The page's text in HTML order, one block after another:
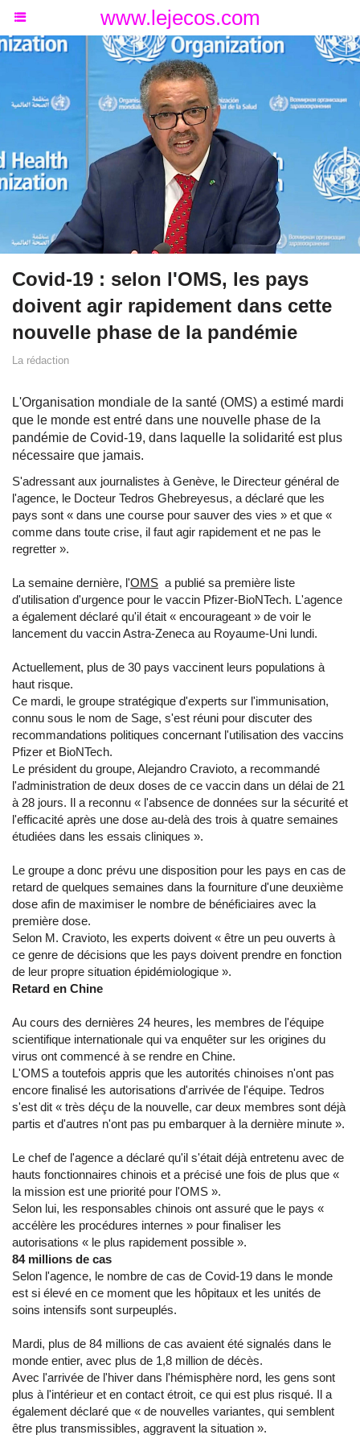
www.lejecos.com
Covid-19 : selon l'OMS, les pays
doivent agir rapidement dans cette
nouvelle phase de la pandémie
La rédaction
L'Organisation mondiale de la santé (OMS) a estimé mardi
que le monde est entré dans une nouvelle phase de la
pandémie de Covid-19, dans laquelle la solidarité est plus
nécessaire que jamais.
S'adressant aux journalistes à Genève, le Directeur général de
l'agence, le Docteur Tedros Ghebreyesus, a déclaré que les
pays sont « dans une course pour sauver des vies » et que «
comme dans toute crise, il faut agir rapidement et ne pas le
regretter ».
La semaine dernière, l'OMS a publié sa première liste
d'utilisation d'urgence pour le vaccin Pfizer-BioNTech. L'agence
a également déclaré qu'il était « encourageant » de voir le
lancement du vaccin Astra-Zeneca au Royaume-Uni lundi.
Actuellement, plus de 30 pays vaccinent leurs populations à
haut risque.
Ce mardi, le groupe stratégique d'experts sur l'immunisation,
connu sous le nom de Sage, s'est réuni pour discuter des
recommandations politiques concernant l'utilisation des vaccins
Pfizer et BioNTech.
Le président du groupe, Alejandro Cravioto, a recommandé
l'administration de deux doses de ce vaccin dans un délai de 21
à 28 jours. Il a reconnu « l'absence de données sur la sécurité et
l'efficacité après une dose au-delà des trois à quatre semaines
étudiées dans les essais cliniques ».
Le groupe a donc prévu une disposition pour les pays en cas de
retard de quelques semaines dans la fourniture d'une deuxième
dose afin de maximiser le nombre de bénéficiaires avec la
première dose.
Selon M. Cravioto, les experts doivent « être un peu ouverts à
ce genre de décisions que les pays doivent prendre en fonction
de leur propre situation épidémiologique ».
Retard en Chine
Au cours des dernières 24 heures, les membres de l'équipe
scientifique internationale qui va enquêter sur les origines du
virus ont commencé à se rendre en Chine.
L'OMS a toutefois appris que les autorités chinoises n'ont pas
encore finalisé les autorisations d'arrivée de l'équipe. Tedros
s'est dit « très déçu de la nouvelle, car deux membres sont déjà
partis et d'autres n'ont pas pu embarquer à la dernière minute ».
Le chef de l'agence a déclaré qu'il s'était déjà entretenu avec de
hauts fonctionnaires chinois et a précisé une fois de plus que «
la mission est une priorité pour l'OMS ».
Selon lui, les responsables chinois ont assuré que le pays «
accélère les procédures internes » pour finaliser les
autorisations « le plus rapidement possible ».
84 millions de cas
Selon l'agence, le nombre de cas de Covid-19 dans le monde
est si élevé en ce moment que les hôpitaux et les unités de
soins intensifs sont surpeuplés.
Mardi, plus de 84 millions de cas avaient été signalés dans le
monde entier, avec plus de 1,8 million de décès.
Avec l'arrivée de l'hiver dans l'hémisphère nord, les gens sont
plus à l'intérieur et en contact étroit, ce qui est plus risqué. Il a
également déclaré que « de nouvelles variantes, qui semblent
être plus transmissibles, aggravent la situation ».